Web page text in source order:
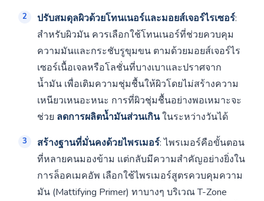
ปรับสมดุลผิวด้วยโทนเนอร์และมอยส์เจอร์ไรเซอร์:
สำหรับผิวมัน ควรเลือกใช้โทนเนอร์ที่ช่วยควบคุม
ความมันและกระชับรูขุมขน ตามด้วยมอยส์เจอร์ไร
เซอร์เนื้อเจลหรือโลชั่นที่บางเบาและปราศจาก
น้ำมัน เพื่อเติมความชุ่มชื้นให้ผิวโดยไม่สร้างความ
เหนียวเหนอะหนะ การที่ผิวชุ่มชื้นอย่างพอเหมาะจะ
ช่วย ลดการผลิตน้ำมันส่วนเกินในระหว่างวันได้
สร้างฐานที่มั่นคงด้วยไพรเมอร์: ไพรเมอร์คือขั้นตอน
ที่หลายคนมองข้าม แต่กลับมีความสำคัญอย่างยิ่งใน
การล็อคเมคอัพ เลือกใช้ไพรเมอร์สูตรควบคุมความ
มัน (Mattifying Primer) ทาบางๆ บริเวณ T-Zone